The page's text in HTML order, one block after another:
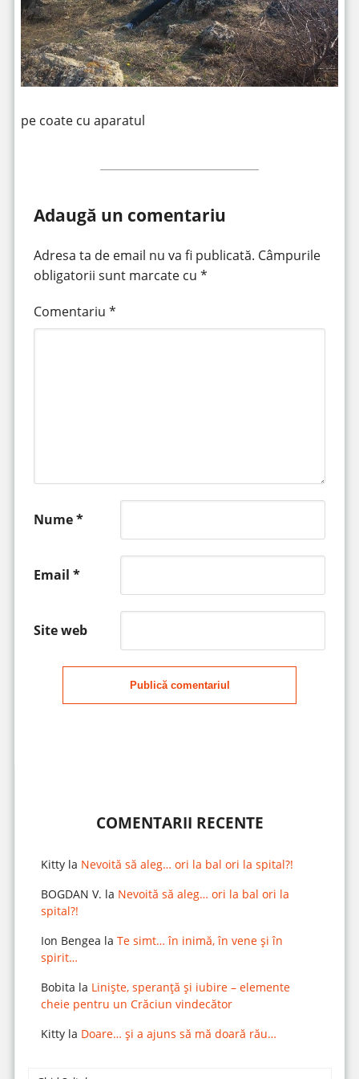
pe coate cu aparatul
Adaugă un comentariu
Adresa ta de email nu va fi publicată. Câmpurile
obligatorii sunt marcate cu *
Comentariu *
Nume*
Email *
Site web
Publică comentariul
COMENTARII RECENTE
Kittyla Nevoită să aleg… ori la bal ori la spital?!
BOGDAN V. la Nevoită să aleg… ori la bal ori la
spital?!
Ion Bengea la Te simt… în inimă, în vene și în
spirit…
Bobita la Liniște, speranță și iubire – elemente
cheie pentru un Crăciun vindecător
Kittyla Doare… și a ajuns să mă doară rău…